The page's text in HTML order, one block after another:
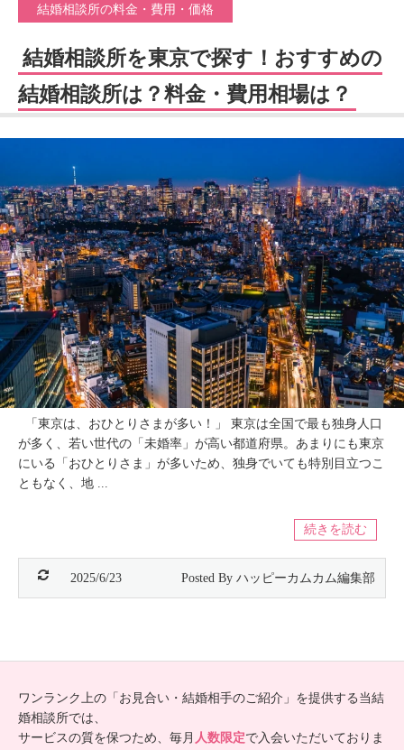
結婚相談所の料金・費用・価格
結婚相談所を東京で探す！おすすめの
結婚相談所は？料金・費用相場は？
2025/6/23
「東京は、おひとりさまが多い！」 東京は全国で最も独身人口
が多く、若い世代の「未婚率」が高い都道府県。あまりにも東京
にいる「おひとりさま」が多いため、独身でいても特別目立つこ
ともなく、地 ...
続きを読む
ワンランク上の「お見合い・結婚相手のご紹介」を提供する当結
婚相談所では、
サービスの質を保つため、毎月 人数限定で入会いただいておりま